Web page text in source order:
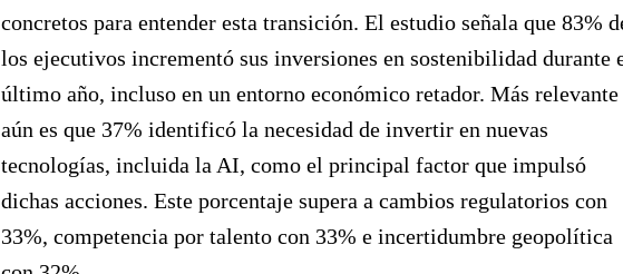
concretos para entender esta transición. El estudio señala que 83%
los ejecutivos incrementó sus inversiones en sostenibilidad durante
último año, incluso en un entorno económico retador. Más relevante
aún es que 37% identificó la necesidad de invertir en nuevas
tecnologías, incluida la AI, como el principal factor que impulsó
dichas acciones. Este porcentaje supera a cambios regulatorios con
33%, competencia por talento con 33% e incertidumbre geopolítica